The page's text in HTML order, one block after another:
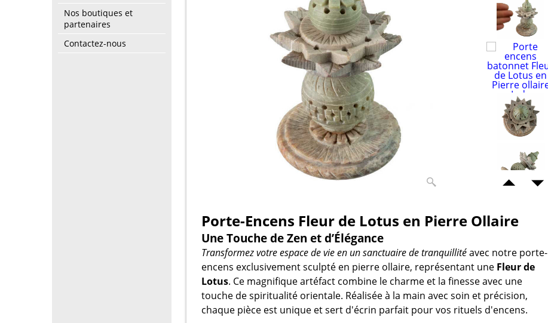
Nos boutiques et
partenaires
Contactez-nous
Porte-Encens Fleur de Lotus en Pierre Ollaire
Une Touche de Zen et d’Élégance
Transformez votre espace de vie en un sanctuaire de tranquillitéavec notre porte-
encens exclusivement sculpté en pierre ollaire, représentant une Fleur de
Lotus. Ce magnifique artéfact combine le charme et la finesse avec une
touche de spiritualité orientale. Réalisée à la main avec soin et précision,
chaque pièce est unique et sert d'écrin parfait pour vos rituels d'encens.